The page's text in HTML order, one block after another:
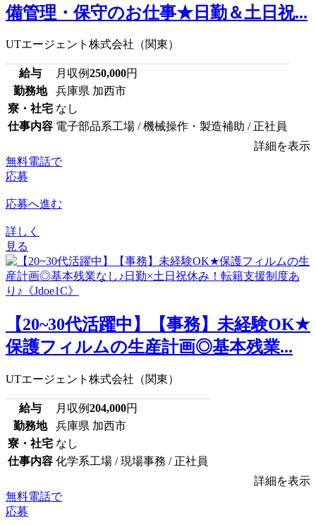
備管理・保守のお仕事★日勤＆土日祝...
UTエージェント株式会社（関東）
給与 月収例250,000円
勤務地
兵庫県 加西市
寮・社宅 なし
仕事内容 電子部品系工場 / 機械操作・製造補助 / 正社員
詳細を表示
無料電話で
応募
応募へ進む
詳しく
見る
【20~30代活躍中】【事務】未経験OK★
保護フィルムの生産計画◎基本残業...
UTエージェント株式会社（関東）
給与 月収例204,000円
勤務地
兵庫県 加西市
寮・社宅 なし
仕事内容 化学系工場 / 現場事務 / 正社員
詳細を表示
無料電話で
応募